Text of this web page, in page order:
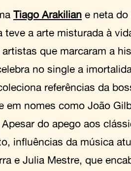
Tiago Arakilian e neta do
teve a arte misturada à
que marcaram a
no single a
referências da
em nomes como João
do apego aos
influências da música
e Julia Mestre, que